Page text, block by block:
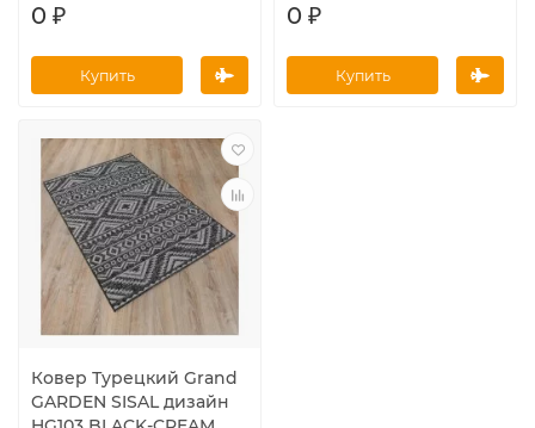
0 ₽
Купить
0 ₽
Купить
Ковер Турецкий Grand
GARDEN SISAL дизайн